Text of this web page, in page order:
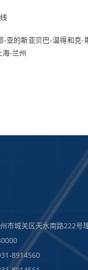
斯亚贝巴-温得和克-
海-兰州
市城关区天水南路222号
8914560